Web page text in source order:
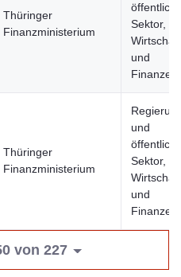
Thüringer
Finanzministerium
Sektor,
Wirtschaft
und
Finanzen
Thüringer
Finanzministerium
und
Sektor,
Wirtschaft
und
Finanzen
von 227